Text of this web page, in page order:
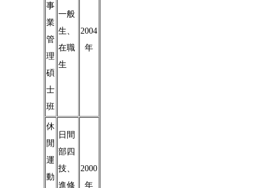
事
業
管
理
碩
士
班
一般
生、
在職
生
2004
年
休
閒
運
動
日間
部四
技、
進修
2000
年